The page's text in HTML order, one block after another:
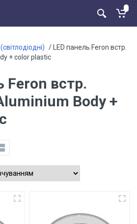
/ LED панель Feron встр.
+ color plastic
Feron встр.
Body +